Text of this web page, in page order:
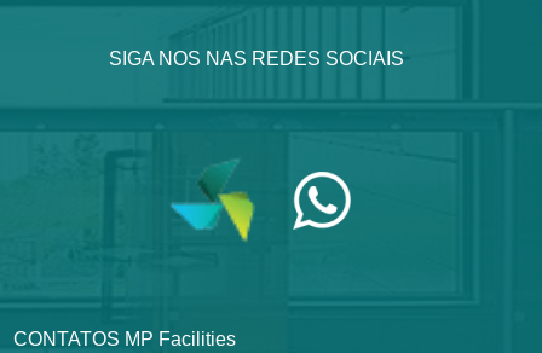
SIGA NOS NAS REDES SOCIAIS
CONTATOS MP Facilities